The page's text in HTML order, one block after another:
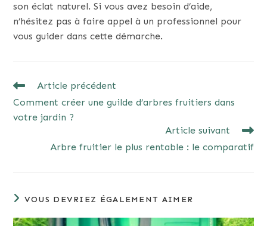
son éclat naturel. Si vous avez besoin d’aide,
n’hésitez pas à faire appel à un professionnel pour
vous guider dans cette démarche.
READ
ARTICLES
Article précédent
Comment créer une guilde d’arbres fruitiers dans
votre jardin ?
Article suivant
Arbre fruitier le plus rentable : le comparatif
VOUS DEVRIEZ ÉGALEMENT AIMER